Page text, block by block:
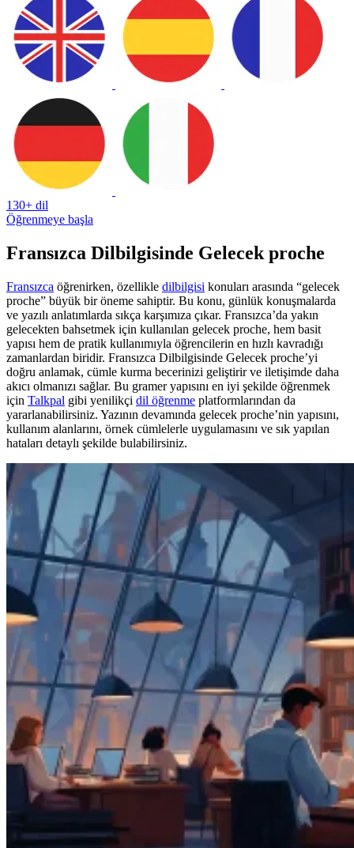
130+ dil
Öğrenmeye başla
Fransızca Dilbilgisinde Gelecek proche
Fransızca öğrenirken, özellikle dilbilgisi konuları arasında “gelecek
proche” büyük bir öneme sahiptir. Bu konu, günlük konuşmalarda
ve yazılı anlatımlarda sıkça karşımıza çıkar. Fransızca’da yakın
gelecekten bahsetmek için kullanılan gelecek proche, hem basit
yapısı hem de pratik kullanımıyla öğrencilerin en hızlı kavradığı
zamanlardan biridir. Fransızca Dilbilgisinde Gelecek proche’yi
doğru anlamak, cümle kurma becerinizi geliştirir ve iletişimde daha
akıcı olmanızı sağlar. Bu gramer yapısını en iyi şekilde öğrenmek
için Talkpal gibi yenilikçi dil öğrenme platformlarından da
yararlanabilirsiniz. Yazının devamında gelecek proche’nin yapısını,
kullanım alanlarını, örnek cümlelerle uygulamasını ve sık yapılan
hataları detaylı şekilde bulabilirsiniz.